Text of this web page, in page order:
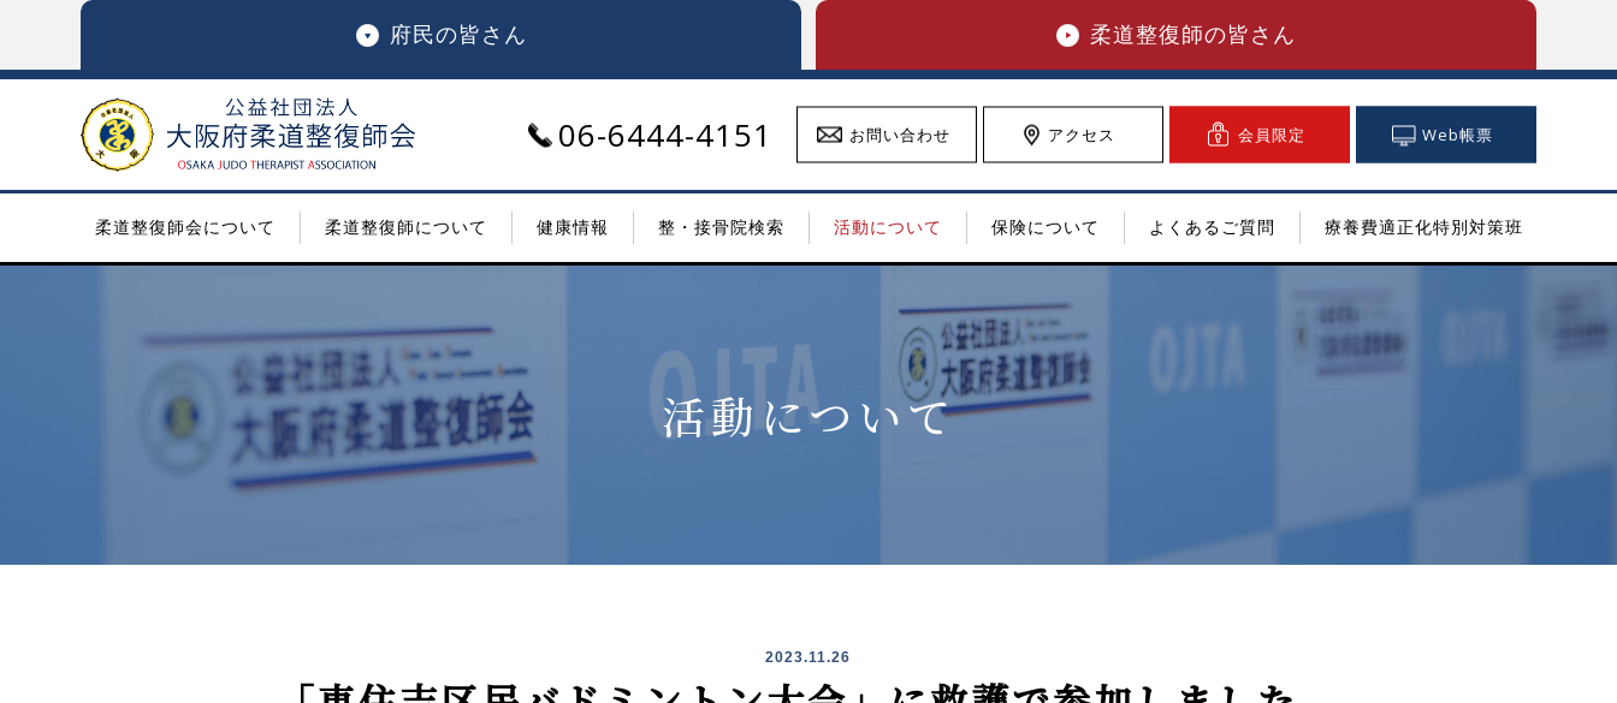
府民の皆さん 柔道整復師の皆さん
06-6444-4151 お問い合わせ アクセス 会員限定 Web帳票
柔道整復師会について 柔道整復師について 健康情報 整・接骨院検索 活動について 保険について よくあるご質問 療養費適正化特別対策班
活動について
2023.11.26